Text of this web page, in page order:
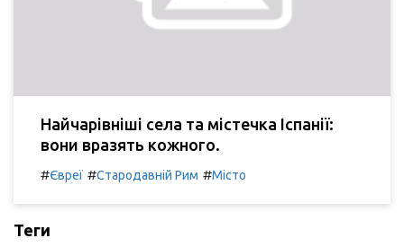
Найчарівніші села та містечка Іспанії:
вони вразять кожного.
#Євреї #Стародавній Рим #Місто
Теги